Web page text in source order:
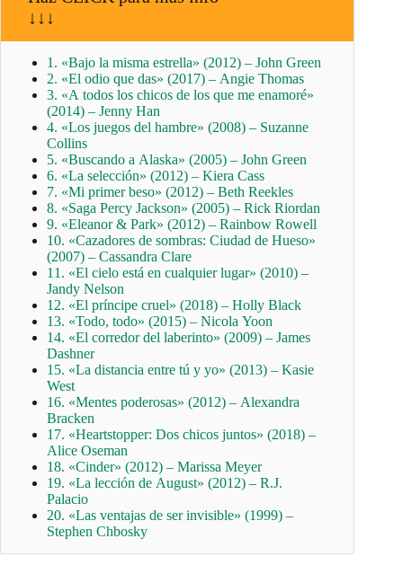
↓↓↓
1. «Bajo la misma estrella» (2012) – John Green
2. «El odio que das» (2017) – Angie Thomas
3. «A todos los chicos de los que me enamoré»
(2014) – Jenny Han
4. «Los juegos del hambre» (2008) – Suzanne
Collins
5. «Buscando a Alaska» (2005) – John Green
6. «La selección» (2012) – Kiera Cass
7. «Mi primer beso» (2012) – Beth Reekles
8. «Saga Percy Jackson» (2005) – Rick Riordan
9. «Eleanor & Park» (2012) – Rainbow Rowell
10. «Cazadores de sombras: Ciudad de Hueso»
(2007) – Cassandra Clare
11. «El cielo está en cualquier lugar» (2010) –
Jandy Nelson
12. «El príncipe cruel» (2018) – Holly Black
13. «Todo, todo» (2015) – Nicola Yoon
14. «El corredor del laberinto» (2009) – James
Dashner
15. «La distancia entre tú y yo» (2013) – Kasie
West
16. «Mentes poderosas» (2012) – Alexandra
Bracken
17. «Heartstopper: Dos chicos juntos» (2018) –
Alice Oseman
18. «Cinder» (2012) – Marissa Meyer
19. «La lección de August» (2012) – R.J.
Palacio
20. «Las ventajas de ser invisible» (1999) –
Stephen Chbosky